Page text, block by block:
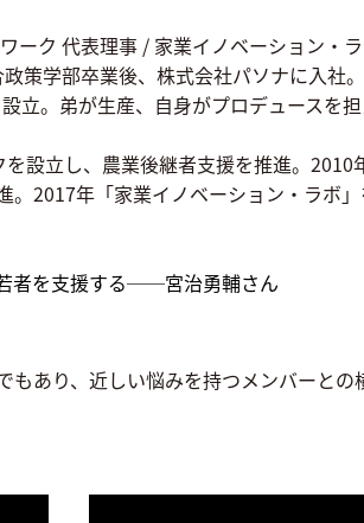
ク 代表理事 / 家業イノベーション・ラ
策学部卒業後、株式会社パソナに入社
。弟が生産、自身がプロデュースを
設立し、農業後継者支援を推進。
2017年「家業イノベーション・ラボ
者を支援する──宮治勇輔さん
あり、近しい悩みを持つメンバーとの